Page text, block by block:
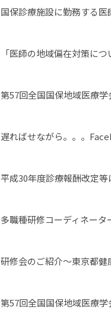
国保診療施設に勤務する医
「医師の地域偏在対策につ
第57回全国国保地域医療学
遅ればせながら。。。
平成30年度診療報酬改定
多職種研修コーディネータ
研修会のご紹介～東京都
第57回全国国保地域医療学